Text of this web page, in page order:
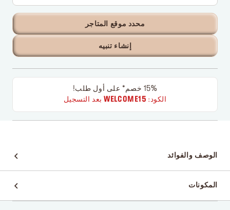
محدد موقع المتاجر
إنشاء تنبيه
15% خصم* على أول طلب!
الكود: WELCOME15بعد التسجيل
الوصف والفوائد
المكونات